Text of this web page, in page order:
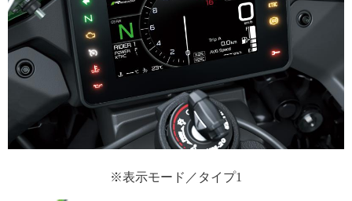
※表示モード／タイプ1